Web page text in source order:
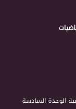
الوحدة السادسة